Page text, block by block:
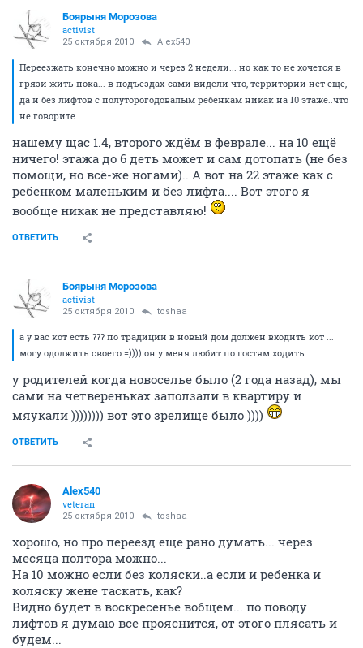
Боярыня Морозова
activist
25 октября 2010 Alex540
Переезжать конечно можно и через 2 недели... но как то не хочется в
грязи жить пока... в подъездах-сами видели что, территории нет еще,
да и без лифтов с полуторогодовалым ребенкам никак на 10 этаже..что
не говорите..
нашему щас 1.4, второго ждём в феврале... на 10 ещё
ничего! этажа до 6 деть может и сам дотопать (не без
помощи, но всё-же ногами).. А вот на 22 этаже как с
ребенком маленьким и без лифта.... Вот этого я
вообще никак не представляю!
ОТВЕТИТЬ
Боярыня Морозова
activist
25 октября 2010 toshaa
а у вас кот есть ??? по традиции в новый дом должен входить кот ...
могу одолжить своего =)))) он у меня любит по гостям ходить ...
у родителей когда новоселье было (2 года назад), мы
сами на четвереньках заползали в квартиру и
мяукали )))))))) вот это зрелище было ))))
ОТВЕТИТЬ
Alex540
veteran
25 октября 2010 toshaa
хорошо, но про переезд еще рано думать... через
месяца полтора можно...
На 10 можно если без коляски..а если и ребенка и
коляску жене таскать, как?
Видно будет в воскресенье вобщем... по поводу
лифтов я думаю все прояснится, от этого плясать и
будем...